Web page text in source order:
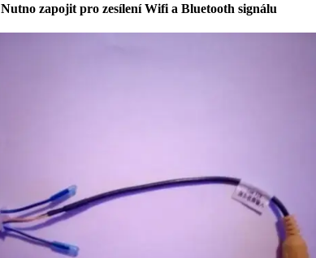
Nutno zapojit pro zesílení Wifi a Bluetooth signálu